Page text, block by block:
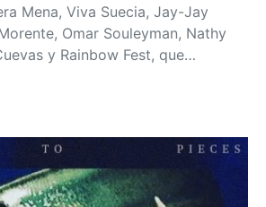
Mena, Viva Suecia, Jay-Jay
Omar Souleyman, Nathy
y Rainbow Fest, que…